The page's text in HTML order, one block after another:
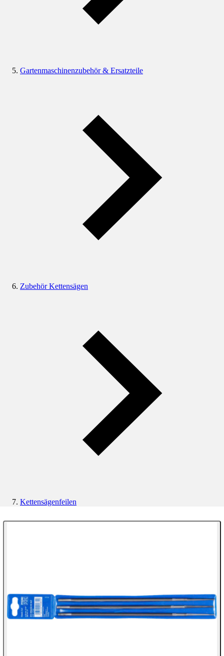
Gartenmaschinenzubehör & Ersatzteile
Zubehör Kettensägen
Kettensägenfeilen